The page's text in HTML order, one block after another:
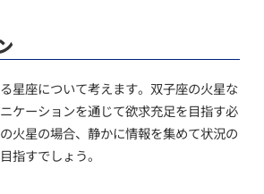
星座について考えます。双子座の火星な
ケーションを通じて欲求充足を目指す必
火星の場合、静かに情報を集めて状況の
指すでしょう。